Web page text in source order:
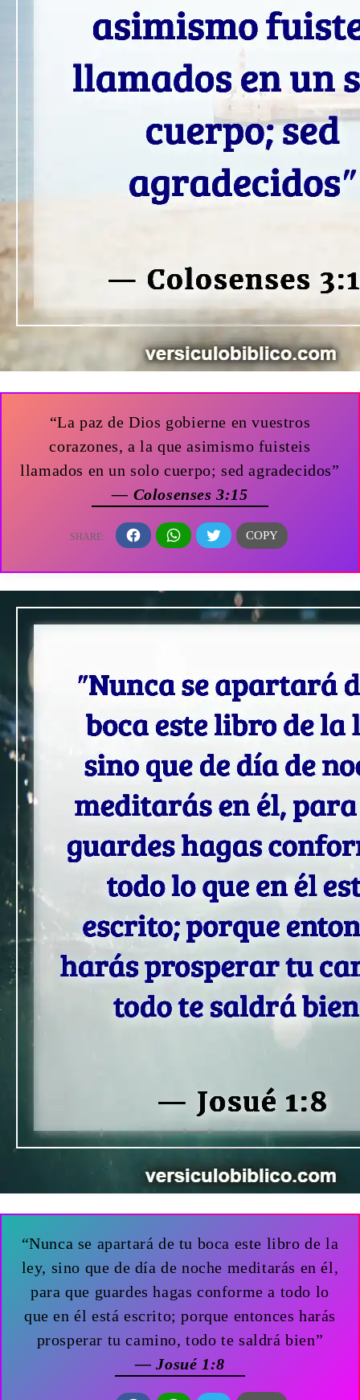
“La paz de Dios gobierne en vuestros
corazones, a la que asimismo fuisteis
llamados en un solo cuerpo; sed agradecidos”
— Colosenses 3:15
“Nunca se apartará de tu boca este libro de la
ley, sino que de día de noche meditarás en él,
para que guardes hagas conforme a todo lo
que en él está escrito; porque entonces harás
prosperar tu camino, todo te saldrá bien”
— Josué 1:8